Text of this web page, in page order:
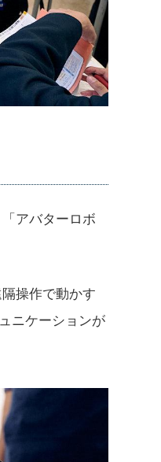
アバターロボ
操作で動かす
ニケーションが